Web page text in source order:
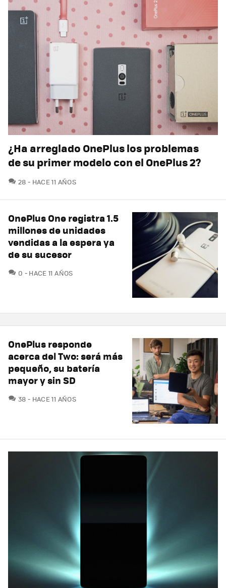
¿Ha arreglado OnePlus los problemas
de su primer modelo con el OnePlus 2?
28 COMENTARIOS
HACE 11 AÑOS
OnePlus One registra 1.5
millones de unidades
vendidas a la espera ya
de su sucesor
0 COMENTARIOS
HACE 11 AÑOS
OnePlus responde
acerca del Two: será más
pequeño, su batería
mayor y sin SD
38 COMENTARIOS
HACE 11 AÑOS